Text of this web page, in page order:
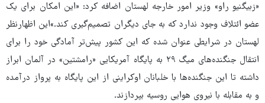
«زبیگنیو راو» وزیر امور خارجه لهستان اضافه کرد: «این امکان برای یک
عضو ائتلاف وجود ندارد که به جای دیگران تصمیم‌گیری کند.»‌این اظهارنظر
لهستان در شرایطی عنوان شده که این کشور پیش‌تر آمادگی خود را برای
انتقال جنگنده‌های میگ ۲۹ به پایگاه آمریکایی «رامشتین» در آلمان ابراز
داشته تا این جنگنده‌ها با خلبانان اوکراینی از این پایگاه به پرواز درآمده
و به مقابله با نیروی هوایی روسیه بپردازند.